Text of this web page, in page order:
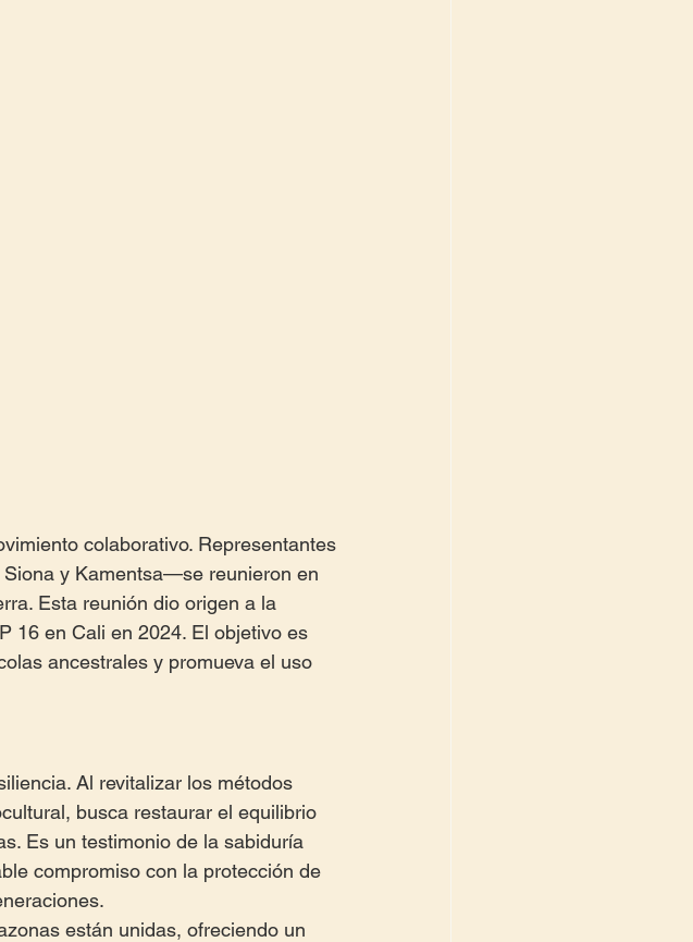
colaborativo. Representantes
y Kamentsa—se reunieron en
Esta reunión dio origen a la
16 en Cali en 2024. El objetivo es
ancestrales y promueva el uso
Al revitalizar los métodos
busca restaurar el equilibrio
Es un testimonio de la sabiduría
compromiso con la protección de
están unidas, ofreciendo un